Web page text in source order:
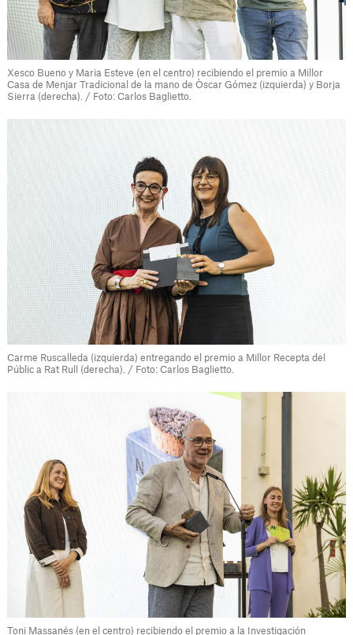
Xesco Bueno y Maria Esteve (en el centro) recibiendo el premio a Millor
Casa de Menjar Tradicional de la mano de Òscar Gómez (izquierda) y Borja
Sierra (derecha). / Foto: Carlos Baglietto.
Carme Ruscalleda (izquierda) entregando el premio a Millor Recepta del
Públic a Rat Rull (derecha). / Foto: Carlos Baglietto.
Toni Massanés (en el centro) recibiendo el premio a la Investigación